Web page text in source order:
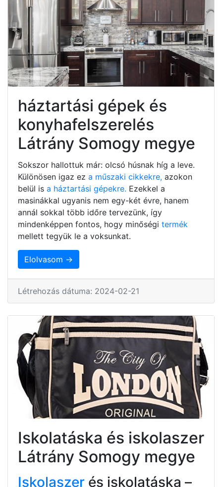
háztartási gépek és
konyhafelszerelés
Látrány Somogy megye
Sokszor hallottuk már: olcsó húsnak híg a leve.
Különösen igaz ez a műszaki cikkekre, azokon
belül is a háztartási gépekre. Ezekkel a
masinákkal ugyanis nem egy-két évre, hanem
annál sokkal több időre tervezünk, így
mindenképpen fontos, hogy minőségi termék
mellett tegyük le a voksunkat.
Elolvasom →
Létrehozás dátuma: 2024-02-21
Iskolatáska és iskolaszer
Látrány Somogy megye
Iskolaszer és iskolatáska –